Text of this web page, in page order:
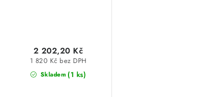
Skladem (1 ks)
1 820 Kč bez DPH
2 202,20 Kč